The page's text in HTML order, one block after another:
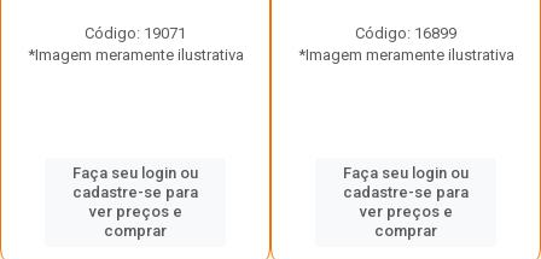
Código: 19071
*Imagem meramente ilustrativa
Faça seu login ou
cadastre-se para
ver preços e
comprar
Código: 16899
*Imagem meramente ilustrativa
Faça seu login ou
cadastre-se para
ver preços e
comprar